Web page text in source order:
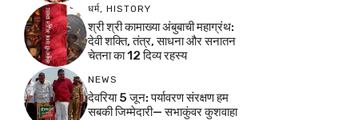
धर्म, HISTORY
श्री श्री कामाख्या अंबुबाची महाग्रंथ:
देवी शक्ति, तंत्र, साधना और सनातन
चेतना का 12 दिव्य रहस्य
NEWS
देवरिया 5 जून: पर्यावरण संरक्षण हम
सबकी जिम्मेदारी— सभाकुंवर कुशवाहा